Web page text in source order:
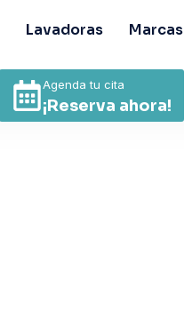
Lavadoras Marcas
Agenda tu cita
¡Reserva ahora!